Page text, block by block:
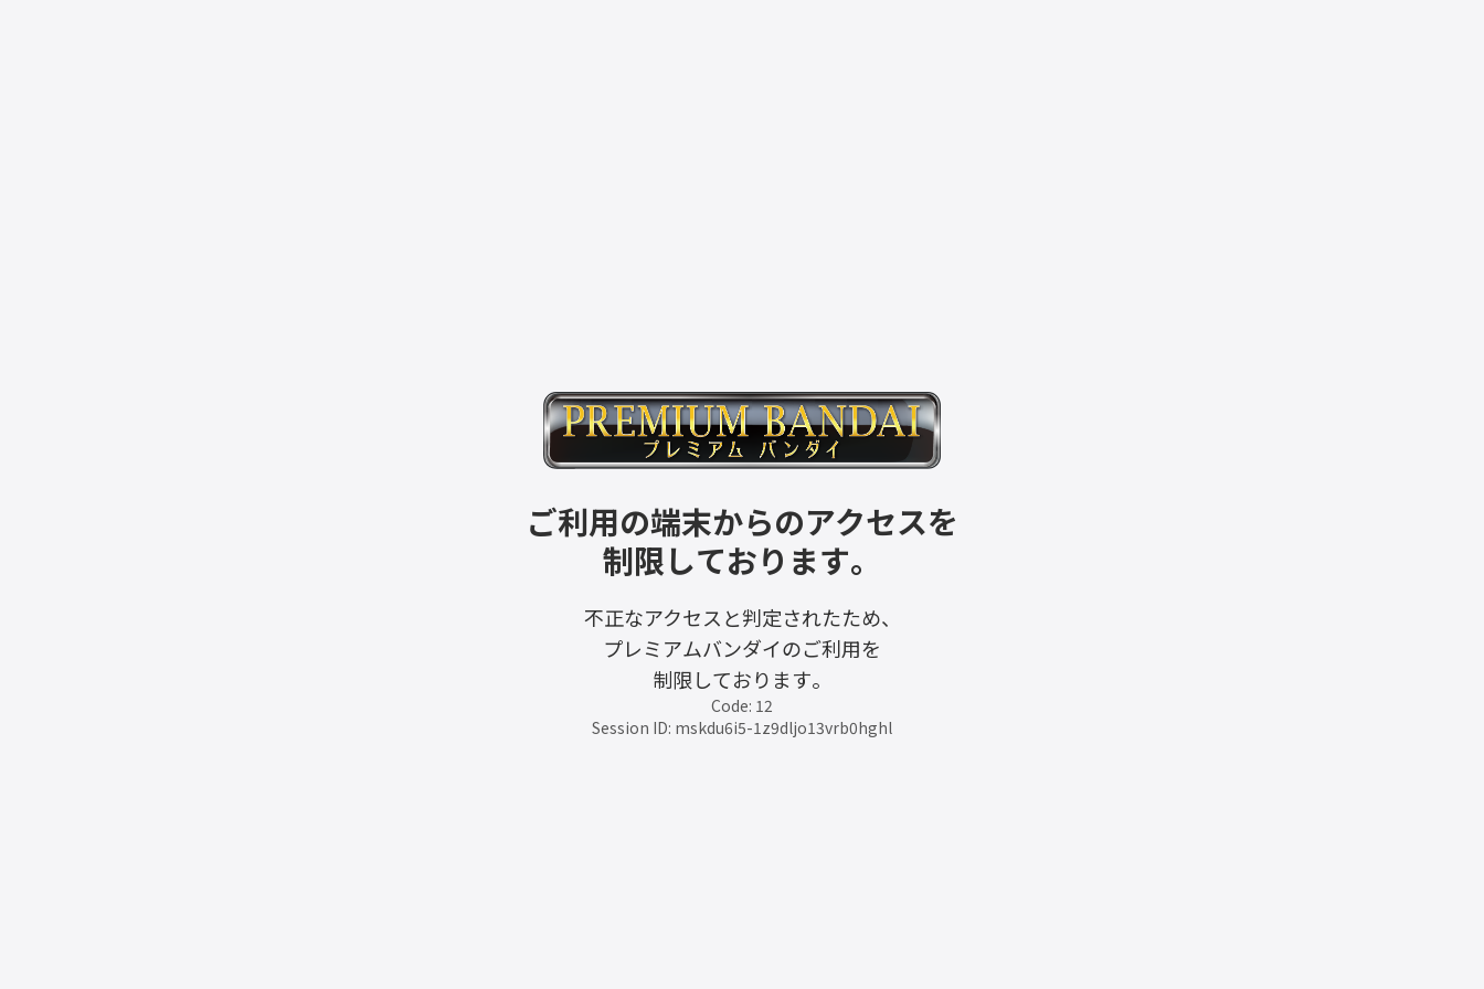
ご利用の端末からのアクセスを
制限しております。
不正なアクセスと判定されたため、
プレミアムバンダイのご利用を
制限しております。
Code: 12
Session ID: mskdu6i5-1z9dljo13vrb0hghl